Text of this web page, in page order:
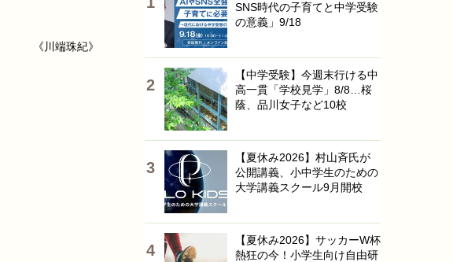
《川端珠紀》
SNS時代の子育てと中学受験
の意義」9/18
【中学受験】今週末行ける中
高一貫「学校見学」8/8…桜
蔭、品川女子など10校
【夏休み2026】村山斉氏が
公開講義、小中学生のための
大学講義スクール9月開校
【夏休み2026】サッカーW杯
熱狂の今！小学生向け自由研